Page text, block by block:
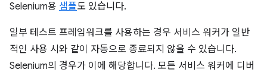
Selenium용 샘플도 있습니다.
일부 테스트 프레임워크를 사용하는 경우 서비스 워커가 일반
적인 사용 시와 같이 자동으로 종료되지 않을 수 있습니다.
Selenium의 경우가 이에 해당합니다. 모든 서비스 워커에 디버